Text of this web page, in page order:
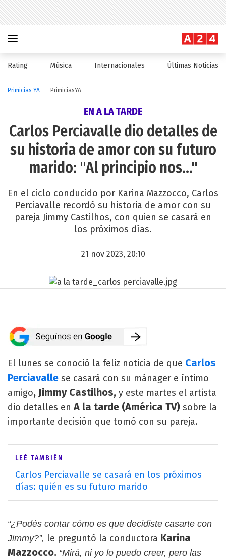
Rating Música Internacionales Últimas Noticias
Primicias YA PrimiciasYA
EN A LA TARDE
Carlos Perciavalle dio detalles de
su historia de amor con su futuro
marido: "Al principio nos..."
En el ciclo conducido por Karina Mazzocco, Carlos
Perciavalle recordó su historia de amor con su
pareja Jimmy Castilhos, con quien se casará en
los próximos días.
21 nov 2023, 20:10
El lunes se conoció la feliz noticia de que Carlos
Perciavalle se casará con su mánager e íntimo
amigo, Jimmy Castilhos, y este martes el artista
dio detalles enA la tarde (América TV) sobre la
importante decisión que tomó con su pareja.
LEÉ TAMBIÉN
Carlos Perciavalle se casará en los próximos
días: quién es su futuro marido
“¿Podés contar cómo es que decidiste casarte con
Jimmy?”, le preguntó la conductora Karina
Mazzocco. “Mirá, ni yo lo puedo creer, pero las